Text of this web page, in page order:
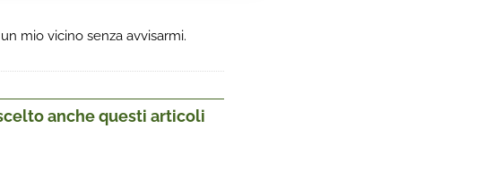
mio vicino senza avvisarmi.
anche questi articoli